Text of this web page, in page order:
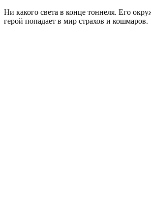
Ни какого света в конце тоннеля. Его
герой попадает в мир страхов и кошмаров.